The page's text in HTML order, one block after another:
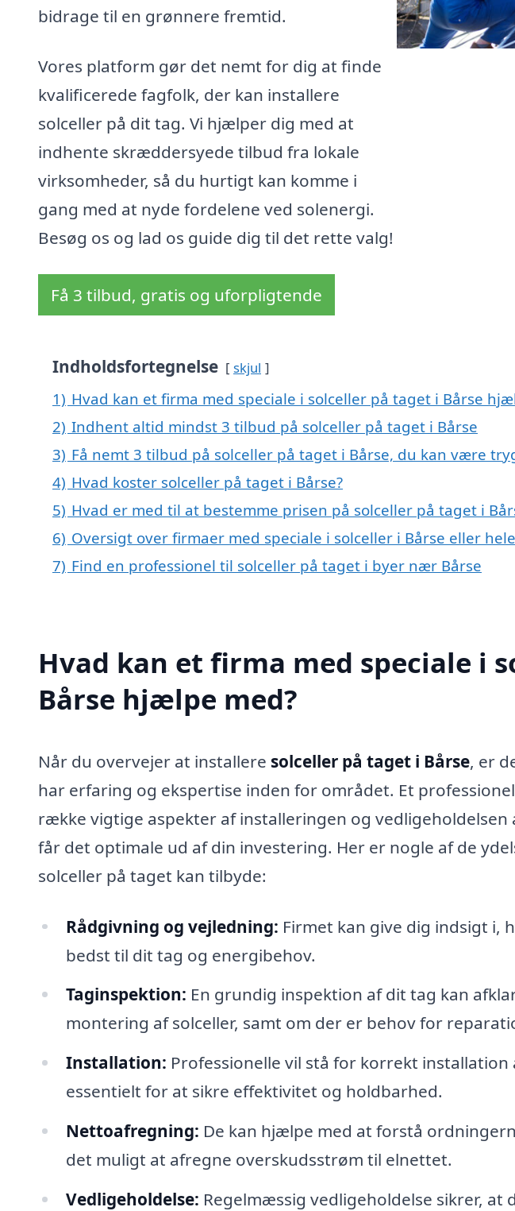
bidrage til en grønnere fremtid.
Vores platform gør det nemt for dig at finde
kvalificerede fagfolk, der kan installere
solceller på dit tag. Vi hjælper dig med at
indhente skræddersyede tilbud fra lokale
virksomheder, så du hurtigt kan komme i
gang med at nyde fordelene ved solenergi.
Besøg os og lad os guide dig til det rette valg!
Få 3 tilbud, gratis og uforpligtende
Indholdsfortegnelse skjul
1) Hvad kan et firma med speciale i solceller på taget i Bårse
2) Indhent altid mindst 3 tilbud på solceller på taget i Bårse
3) Få nemt 3 tilbud på solceller på taget i Bårse, du kan være
4) Hvad koster solceller på taget i Bårse?
5) Hvad er med til at bestemme prisen på solceller på taget i
6) Oversigt over firmaer med speciale i solceller i Bårse eller
7) Find en professionel til solceller på taget i byer nær Bårse
Hvad kan et firma med speciale i
Bårse hjælpe med?
Når du overvejer at installere solceller på taget i Bårse, er
har erfaring og ekspertise inden for området. Et
række vigtige aspekter af installeringen og vedligeholdelsen
får det optimale ud af din investering. Her er nogle af de
solceller på taget kan tilbyde:
Rådgivning og vejledning: Firmet kan give dig indsigt i,
bedst til dit tag og energibehov.
Taginspektion: En grundig inspektion af dit tag kan
montering af solceller, samt om der er behov for
Installation: Professionelle vil stå for korrekt
essentielt for at sikre effektivitet og holdbarhed.
Nettoafregning: De kan hjælpe med at forstå
det muligt at afregne overskudsstrøm til elnettet.
Vedligeholdelse: Regelmæssig vedligeholdelse sikrer,